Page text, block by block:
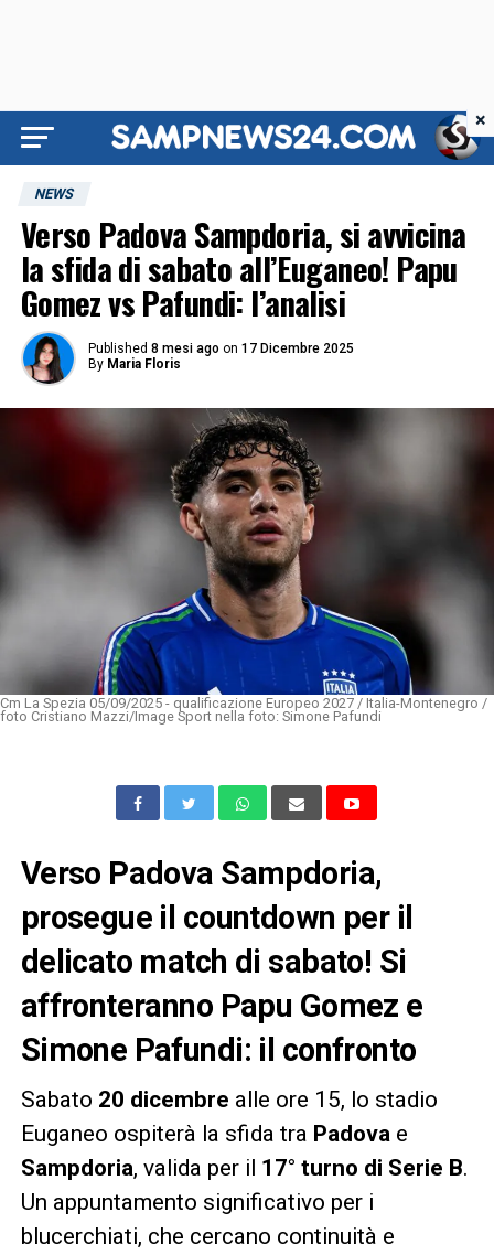
NEWS
Verso Padova Sampdoria, si avvicina
la sfida di sabato all’Euganeo! Papu
Gomez vs Pafundi: l’analisi
Published 8 mesi ago on 17 Dicembre 2025
By Maria Floris
Cm La Spezia 05/09/2025 - qualificazione Europeo 2027 / Italia-Montenegro /
foto Cristiano Mazzi/Image Sport nella foto: Simone Pafundi
Verso Padova Sampdoria,
prosegue il countdown per il
delicato match di sabato! Si
affronteranno Papu Gomez e
Simone Pafundi: il confronto
Sabato 20 dicembre alle ore 15, lo stadio
Euganeo ospiterà la sfida tra Padova e
Sampdoria, valida per il 17° turno di Serie B.
Un appuntamento significativo per i
blucerchiati, che cercano continuità e
×